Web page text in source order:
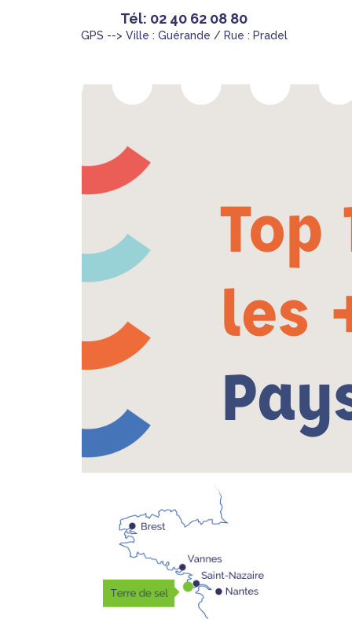
Tél: 02 40 62 08 80
GPS --> Ville : Guérande / Rue : Pradel